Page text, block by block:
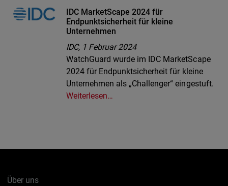
IDC MarketScape 2024 für
Endpunktsicherheit für kleine
Unternehmen
IDC, 1 Februar 2024
WatchGuard wurde im IDC MarketScape
2024 für Endpunktsicherheit für kleine
Unternehmen als „Challenger“ eingestuft.
Weiterlesen…
Über uns